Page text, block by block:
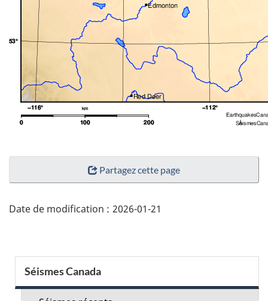
"Détails
page"
Partagez cette page
Date de modification : 2026-01-21
Menu
de
Séismes Canada